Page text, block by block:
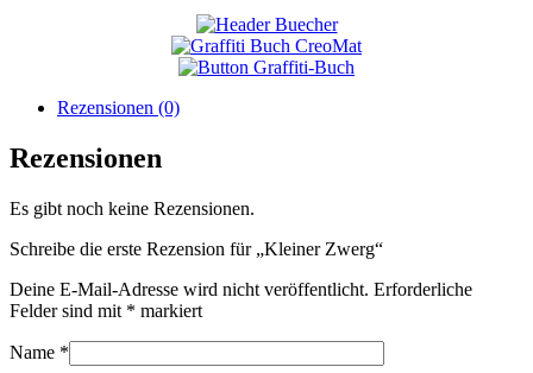
Rezensionen (0)
Rezensionen
Es gibt noch keine Rezensionen.
Schreibe die erste Rezension für „Kleiner Zwerg“
Deine E-Mail-Adresse wird nicht veröffentlicht. Erforderliche
Felder sind mit * markiert
Name *